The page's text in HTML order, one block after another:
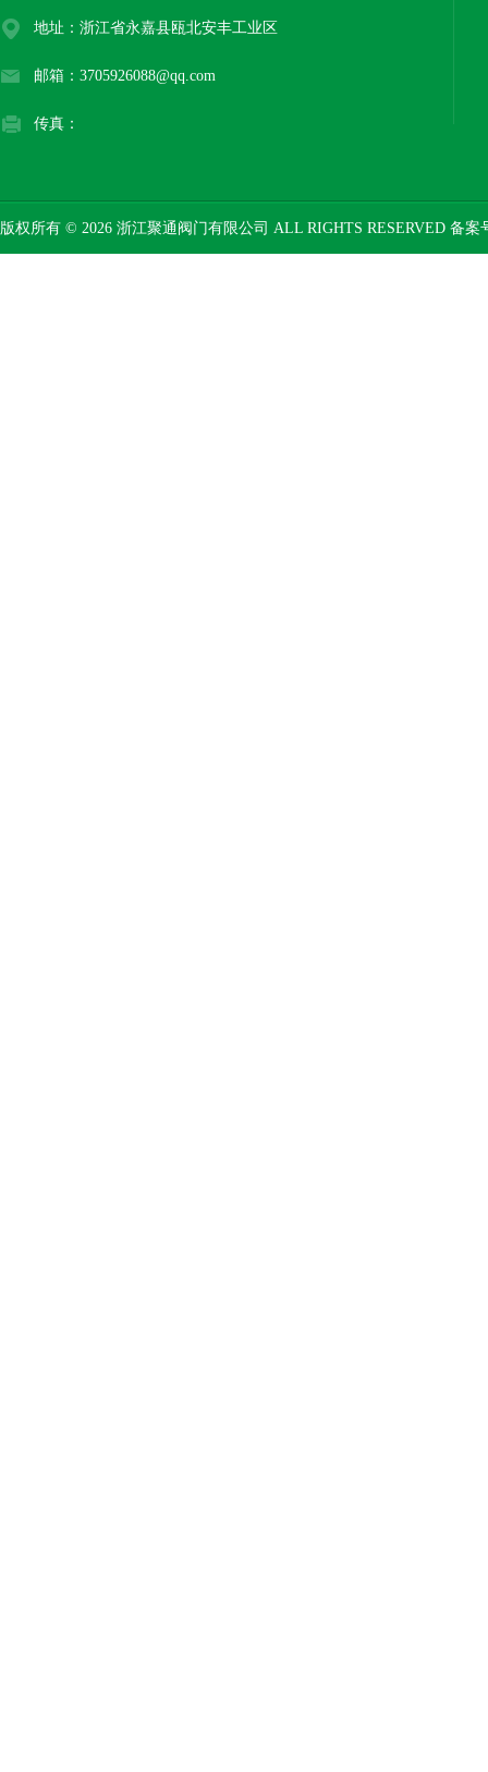
地址：浙江省永嘉县瓯北安丰工业区
邮箱：3705926088@qq.com
传真：
版权所有 © 2026 浙江聚通阀门有限公司 ALL RIGHTS RESERVED 备案